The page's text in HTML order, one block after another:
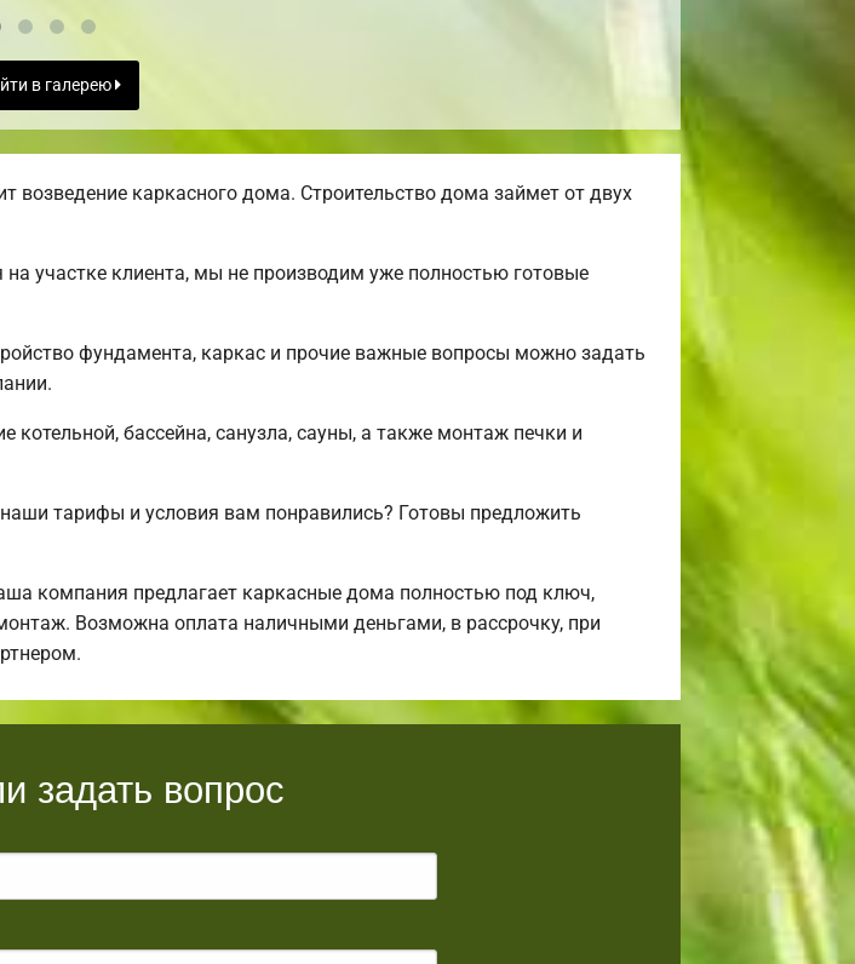
в галерею
возведение каркасного дома. Строительство дома займет от двух
участке клиента, мы не производим уже полностью готовые
фундамента, каркас и прочие важные вопросы можно задать
котельной, бассейна, санузла, сауны, а также монтаж печки и
тарифы и условия вам понравились? Готовы предложить
компания предлагает каркасные дома полностью под ключ,
Возможна оплата наличными деньгами, в рассрочку, при
задать вопрос